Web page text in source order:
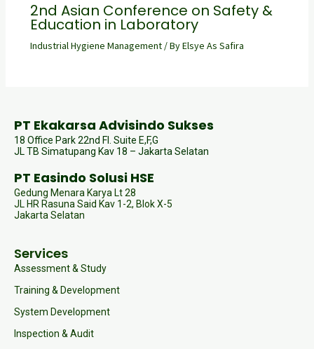
2nd Asian Conference on Safety &
Education in Laboratory
Industrial Hygiene Management/ ByElsye As Safira
PT Ekakarsa Advisindo Sukses
18 Office Park 22nd Fl. Suite E,F,G
JL TB Simatupang Kav 18 – Jakarta Selatan
PT Easindo Solusi HSE
Gedung Menara Karya Lt 28
JL HR Rasuna Said Kav 1-2, Blok X-5
Jakarta Selatan
Services
Assessment & Study
Training & Development
System Development
Inspection & Audit